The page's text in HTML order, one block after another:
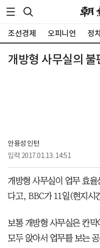
조선경제 오피니언 정치
개방형 사무실의 불
안용성 인턴
입력 2017.01.13. 14:51
개방형 사무실이 업무 효
다고, BBC가 11일(현지시
보통 개방형 사무실은 칸막
모두 앉아서 업무를 보는